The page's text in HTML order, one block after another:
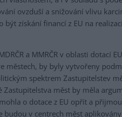
ovzduší a snižování vlivu
být získání financí z EU na
a MMRČR v oblasti dotací
městech, by byly vytvořeny
spektrem Zastupitelstev
měst by měla
o dotace z EU opřít a
v centrech měst